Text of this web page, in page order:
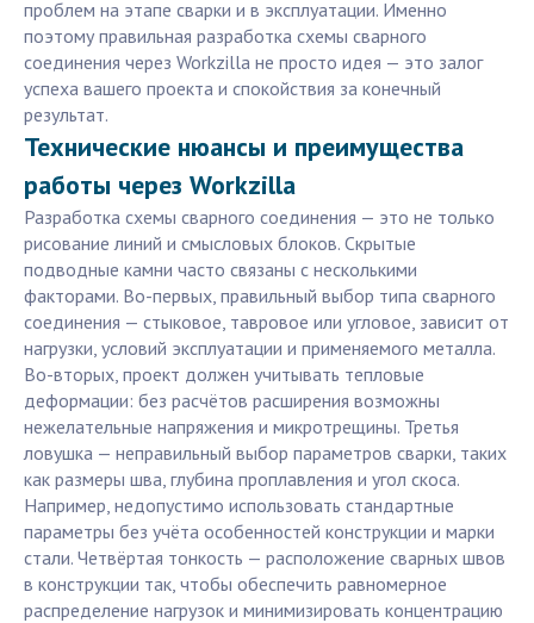
проблем на этапе сварки и в эксплуатации. Именно
поэтому правильная разработка схемы сварного
соединения через Workzilla не просто идея — это залог
успеха вашего проекта и спокойствия за конечный
результат.
Технические нюансы и преимущества
работы через Workzilla
Разработка схемы сварного соединения — это не только
рисование линий и смысловых блоков. Скрытые
подводные камни часто связаны с несколькими
факторами. Во-первых, правильный выбор типа сварного
соединения — стыковое, тавровое или угловое, зависит от
нагрузки, условий эксплуатации и применяемого металла.
Во-вторых, проект должен учитывать тепловые
деформации: без расчётов расширения возможны
нежелательные напряжения и микротрещины. Третья
ловушка — неправильный выбор параметров сварки, таких
как размеры шва, глубина проплавления и угол скоса.
Например, недопустимо использовать стандартные
параметры без учёта особенностей конструкции и марки
стали. Четвёртая тонкость — расположение сварных швов
в конструкции так, чтобы обеспечить равномерное
распределение нагрузок и минимизировать концентрацию